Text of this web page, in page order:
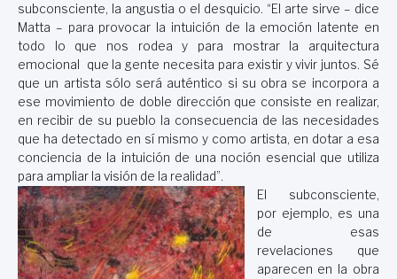
subconsciente, la angustia o el desquicio. “El arte sirve – dice
Matta – para provocar la intuición de la emoción latente en
todo lo que nos rodea y para mostrar la arquitectura
emocional que la gente necesita para existir y vivir juntos. Sé
que un artista sólo será auténtico si su obra se incorpora a
ese movimiento de doble dirección que consiste en realizar,
en recibir de su pueblo la consecuencia de las necesidades
que ha detectado en sí mismo y como artista, en dotar a esa
conciencia de la intuición de una noción esencial que utiliza
para ampliar la visión de la realidad”.
El subconsciente,
por ejemplo, es una
de esas
revelaciones que
aparecen en la obra